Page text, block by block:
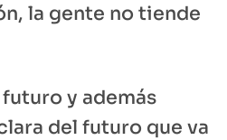
la gente no tiende
y además
del futuro que va